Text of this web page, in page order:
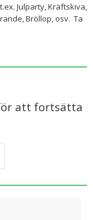
Julparty, Kräftskiva,
Bröllop, osv. Ta
att fortsätta